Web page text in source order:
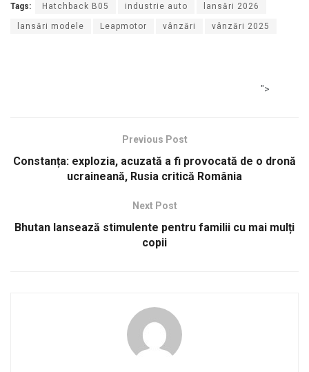
Tags: Hatchback B05 industrie auto lansări 2026
lansări modele Leapmotor vânzări vânzări 2025
">
Previous Post
Constanța: explozia, acuzată a fi provocată de o dronă
ucraineană, Rusia critică România
Next Post
Bhutan lansează stimulente pentru familii cu mai mulți
copii